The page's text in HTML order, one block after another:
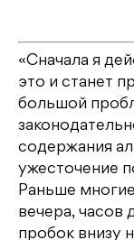
«Сначала я
это и станет
большой
содержания
ужесточение
Раньше
вечера, часов
пробок внизу